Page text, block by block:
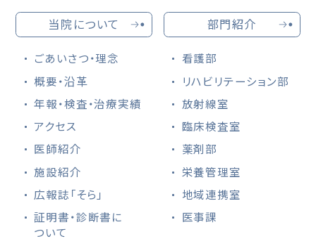
当院について
ごあいさつ・理念
概要・沿革
年報・検査・治療実績
アクセス
医師紹介
施設紹介
広報誌「そら」
証明書・診断書に
ついて
部門紹介
看護部
リハビリテーション部
放射線室
臨床検査室
薬剤部
栄養管理室
地域連携室
医事課